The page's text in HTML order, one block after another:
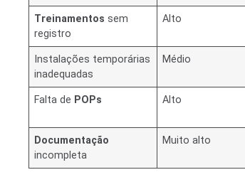
Treinamentos sem
registro
Alto
Instalações temporárias
inadequadas
Médio
Falta de POPs Alto
Documentação
incompleta
Muito alto